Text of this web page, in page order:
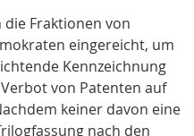
Fraktionen von
eingereicht, um
Kennzeichnung
von Patenten auf
keiner davon eine
nach den